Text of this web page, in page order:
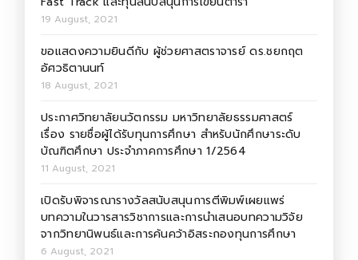
19 August, 2021
ขอแสดงความยินดีกับ ผู้ช่วยศาสตราจารย์ ดร.ชยกฤต
อัศวธิตานนท์
18 August, 2021
ประกาศวิทยาลัยนวัตกรรม มหาวิทยาลัยธรรมศาสตร์
เรื่อง รายชื่อผู้ได้รับทุนการศึกษา สำหรับนักศึกษาระดับ
บัณฑิตศึกษา ประจำภาคการศึกษา 1/2564
11 August, 2021
เปิดรับพิจารณารางวัลสนับสนุนการตีพิมพ์เผยแพร่
บทความในวารสารวิชาการและการนำเสนอบทความวิจัย
จากวิทยานิพนธ์และการค้นคว้าอิสระกองทุนการศึกษา
6 August, 2021